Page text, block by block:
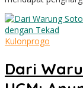
Kulonprogo
Dari